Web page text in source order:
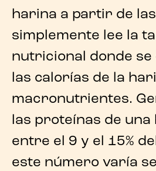
harina a partir de
simplemente lee la
nutricional donde
las calorías de la
macronutrientes.
las proteínas de una
entre el 9 y el 15%
este número varía